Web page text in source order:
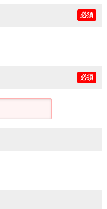
必須
必須